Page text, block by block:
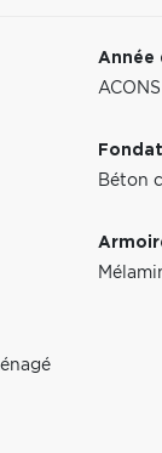
Année
ACONS
Béton